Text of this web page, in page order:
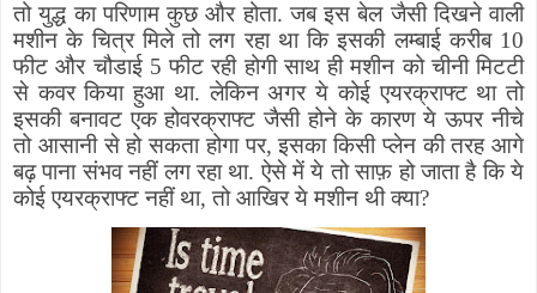
तो युद्ध का परिणाम कुछ और होता. जब इस बेल जैसी दिखने वाली
मशीन के चित्र मिले तो लग रहा था कि इसकी लम्बाई करीब 10
फीट और चौडाई 5 फीट रही होगी साथ ही मशीन को चीनी मिटटी
से कवर किया हुआ था. लेकिन अगर ये कोई एयरक्राफ्ट था तो
इसकी बनावट एक होवरक्राफ्ट जैसी होने के कारण ये ऊपर नीचे
तो आसानी से हो सकता होगा पर,इसका किसी प्लेन की तरह आगे
बढ़ पाना संभव नहीं लग रहा था. ऐसे में ये तो साफ़ हो जाता है कि ये
कोई एयरक्राफ्ट नहीं था,तो आखिर ये मशीन थी क्या?